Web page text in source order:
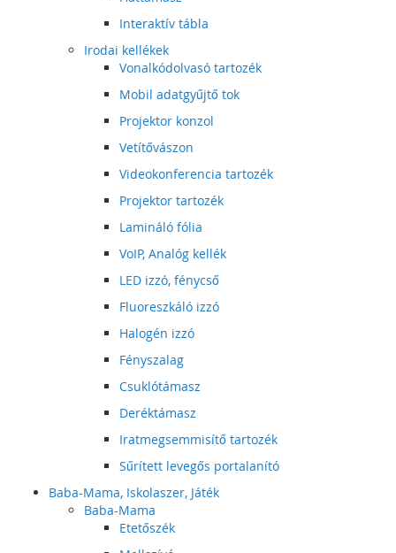
Interaktív tábla
Irodai kellékek
Vonalkódolvasó tartozék
Mobil adatgyűjtő tok
Projektor konzol
Vetítővászon
Videokonferencia tartozék
Projektor tartozék
Lamináló fólia
VoIP, Analóg kellék
LED izzó, fénycső
Fluoreszkáló izzó
Halogén izzó
Fényszalag
Csuklótámasz
Deréktámasz
Iratmegsemmisítő tartozék
Sűrített levegős portalanító
Baba-Mama, Iskolaszer, Játék
Baba-Mama
Etetőszék